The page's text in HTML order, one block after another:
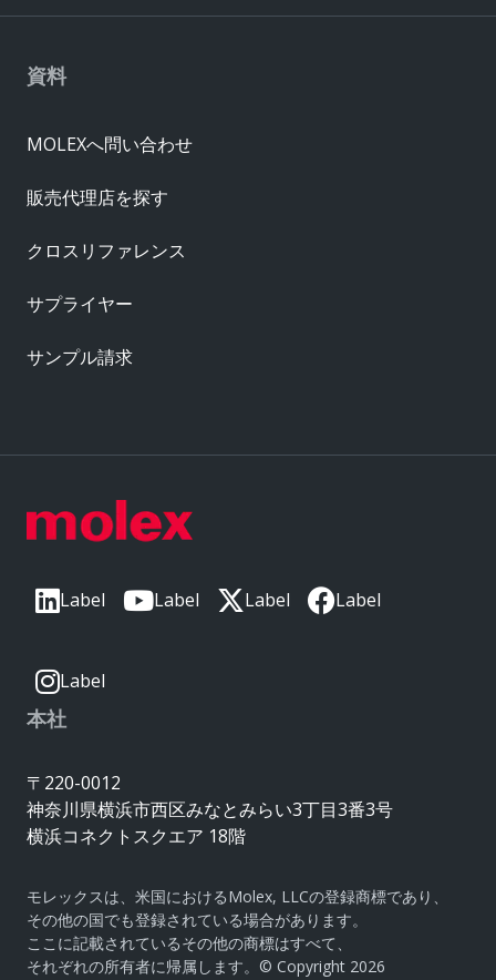
Label Label Label Label
Label
本社
〒220-0012
神奈川県横浜市西区みなとみらい3丁目3番3号
横浜コネクトスクエア 18階
モレックスは、米国におけるMolex, LLCの登録商標であり、
その他の国でも登録されている場合があります。
ここに記載されているその他の商標はすべて、
それぞれの所有者に帰属します。© Copyright 2026
資料
MOLEXへ問い合わせ
販売代理店を探す
クロスリファレンス
サプライヤー
サンプル請求